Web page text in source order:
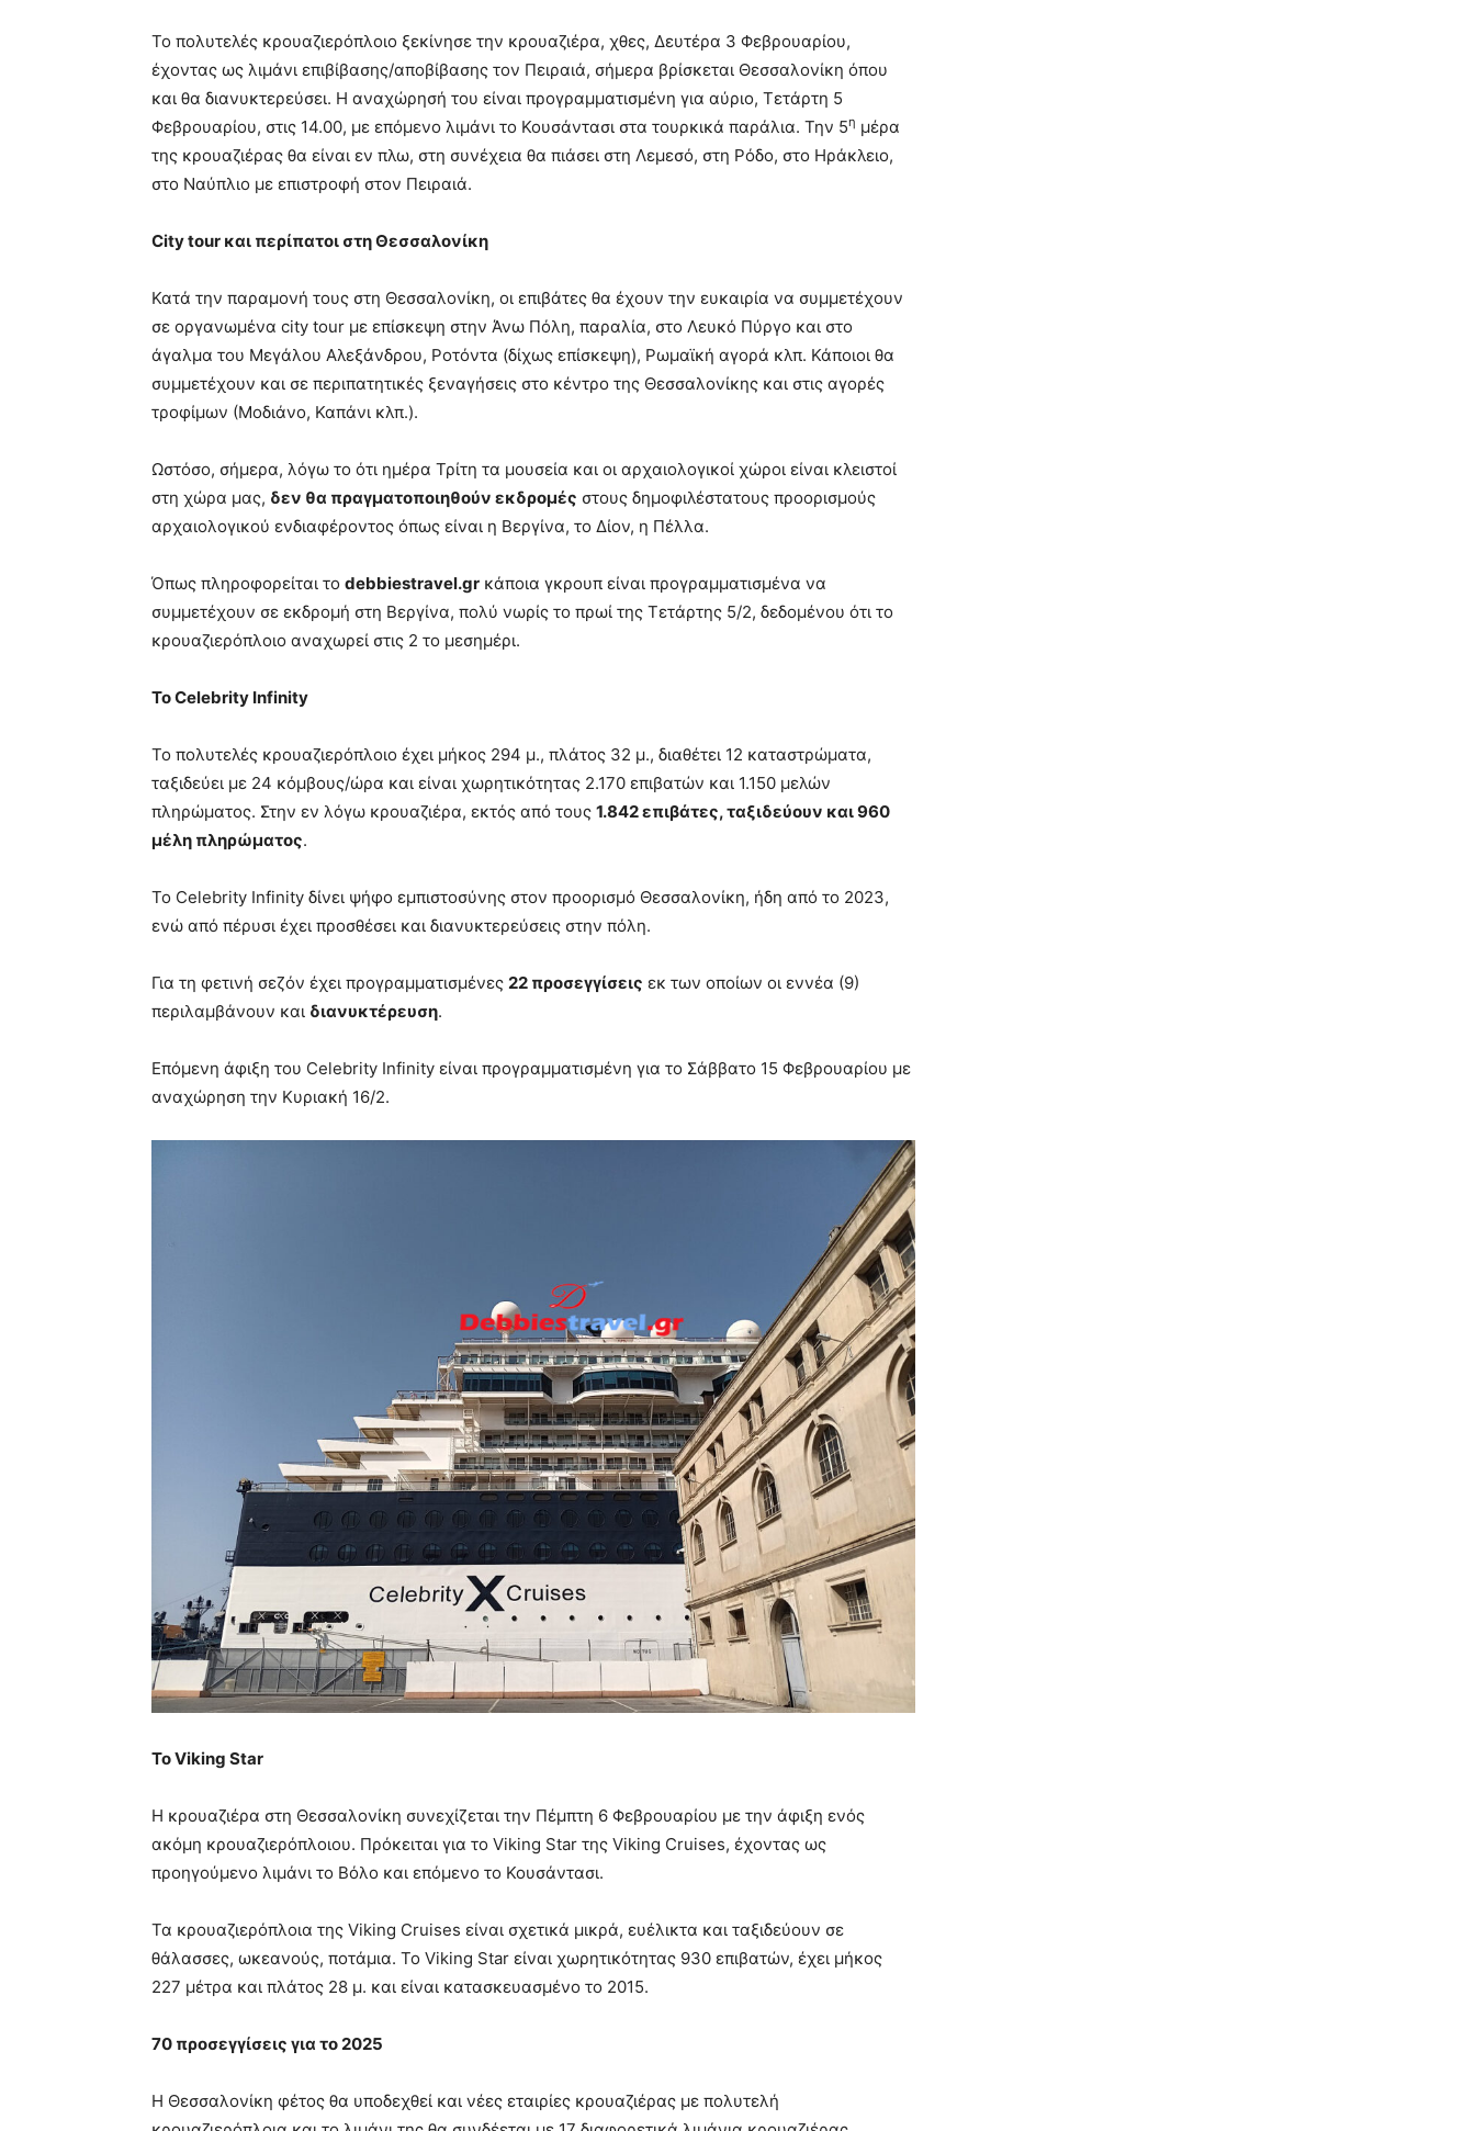
Το πολυτελές κρουαζιερόπλοιο ξεκίνησε την κρουαζιέρα, χθες, Δευτέρα 3 Φεβρουαρίου,
έχοντας ως λιμάνι επιβίβασης/αποβίβασης τον Πειραιά, σήμερα βρίσκεται Θεσσαλονίκη όπου
και θα διανυκτερεύσει. Η αναχώρησή του είναι προγραμματισμένη για αύριο, Τετάρτη 5
Φεβρουαρίου, στις 14.00, με επόμενο λιμάνι το Κουσάντασι στα τουρκικά παράλια. Την 5η μέρα
της κρουαζιέρας θα είναι εν πλω, στη συνέχεια θα πιάσει στη Λεμεσό, στη Ρόδο, στο Ηράκλειο,
στο Ναύπλιο με επιστροφή στον Πειραιά.
Citytour και περίπατοι στη Θεσσαλονίκη
Κατά την παραμονή τους στη Θεσσαλονίκη, οι επιβάτες θα έχουν την ευκαιρία να συμμετέχουν
σε οργανωμένα city tour με επίσκεψη στην Άνω Πόλη, παραλία, στο Λευκό Πύργο και στο
άγαλμα του Μεγάλου Αλεξάνδρου, Ροτόντα (δίχως επίσκεψη), Ρωμαϊκή αγορά κλπ. Κάποιοι θα
συμμετέχουν και σε περιπατητικές ξεναγήσεις στο κέντρο της Θεσσαλονίκης και στις αγορές
τροφίμων (Μοδιάνο, Καπάνι κλπ.).
Ωστόσο, σήμερα, λόγω το ότι ημέρα Τρίτη τα μουσεία και οι αρχαιολογικοί χώροι είναι κλειστοί
στη χώρα μας, δεν θα πραγματοποιηθούν εκδρομές στους δημοφιλέστατους προορισμούς
αρχαιολογικού ενδιαφέροντος όπως είναι η Βεργίνα, το Δίον, η Πέλλα.
Όπως πληροφορείται το debbiestravel.gr κάποια γκρουπ είναι προγραμματισμένα να
συμμετέχουν σε εκδρομή στη Βεργίνα, πολύ νωρίς το πρωί της Τετάρτης 5/2, δεδομένου ότι το
κρουαζιερόπλοιο αναχωρεί στις 2 το μεσημέρι.
ΤοCelebrity Infinity
Το πολυτελές κρουαζιερόπλοιο έχει μήκος 294 μ., πλάτος 32 μ., διαθέτει 12 καταστρώματα,
ταξιδεύει με 24 κόμβους/ώρα και είναι χωρητικότητας 2.170 επιβατών και 1.150 μελών
πληρώματος. Στην εν λόγω κρουαζιέρα, εκτός από τους 1.842 επιβάτες, ταξιδεύουν και 960
μέλη πληρώματος.
Το Celebrity Infinity δίνει ψήφο εμπιστοσύνης στον προορισμό Θεσσαλονίκη, ήδη από το 2023,
ενώ από πέρυσι έχει προσθέσει και διανυκτερεύσεις στην πόλη.
Για τη φετινή σεζόν έχει προγραμματισμένες 22 προσεγγίσεις εκ των οποίων οι εννέα (9)
περιλαμβάνουν και διανυκτέρευση.
Επόμενη άφιξη του Celebrity Infinity είναι προγραμματισμένη για το Σάββατο 15 Φεβρουαρίου με
αναχώρηση την Κυριακή 16/2.
ΤοViking Star
Η κρουαζιέρα στη Θεσσαλονίκη συνεχίζεται την Πέμπτη 6 Φεβρουαρίου με την άφιξη ενός
ακόμη κρουαζιερόπλοιου. Πρόκειται για το Viking Star της Viking Cruises, έχοντας ως
προηγούμενο λιμάνι το Βόλο και επόμενο το Κουσάντασι.
Τα κρουαζιερόπλοια της Viking Cruises είναι σχετικά μικρά, ευέλικτα και ταξιδεύουν σε
θάλασσες, ωκεανούς, ποτάμια. Το Viking Star είναι χωρητικότητας 930 επιβατών, έχει μήκος
227 μέτρα και πλάτος 28 μ. και είναι κατασκευασμένο το 2015.
70 προσεγγίσεις για το 2025
Η Θεσσαλονίκη φέτος θα υποδεχθεί και νέες εταιρίες κρουαζιέρας με πολυτελή